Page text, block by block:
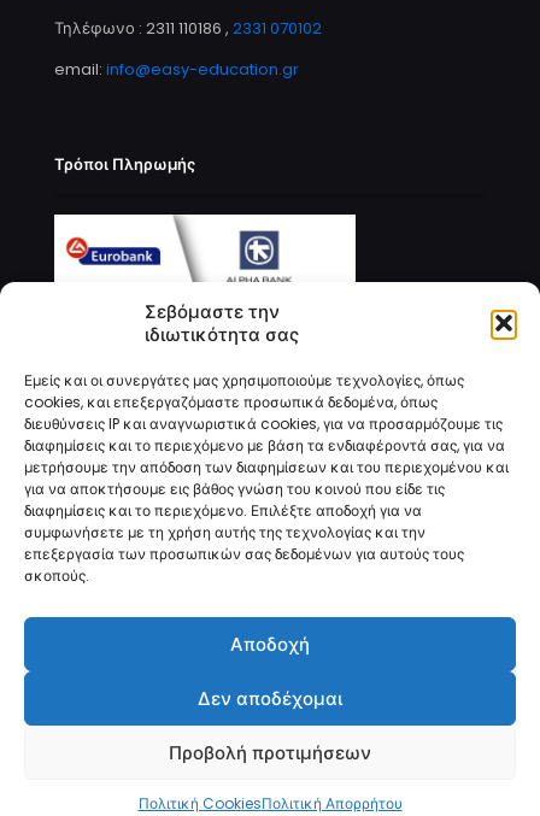
Σεβόμαστε την
ιδιωτικότητα σας
Εμείς και οι συνεργάτες μας χρησιμοποιούμε τεχνολογίες, όπως
cookies, και επεξεργαζόμαστε προσωπικά δεδομένα, όπως
διευθύνσεις IP και αναγνωριστικά cookies, για να προσαρμόζουμε τις
διαφημίσεις και το περιεχόμενο με βάση τα ενδιαφέροντά σας, για να
μετρήσουμε την απόδοση των διαφημίσεων και του περιεχομένου και
για να αποκτήσουμε εις βάθος γνώση του κοινού που είδε τις
διαφημίσεις και το περιεχόμενο. Επιλέξτε αποδοχή για να
συμφωνήσετε με τη χρήση αυτής της τεχνολογίας και την
επεξεργασία των προσωπικών σας δεδομένων για αυτούς τους
σκοπούς.
Αποδοχή
Δεν αποδέχομαι
Προβολή προτιμήσεων
Πολιτική CookiesΠολιτική Απορρήτου
Τηλέφωνο : 2311 110186 , 2331 070102
email: info@easy-education.gr
Τρόποι Πληρωμής